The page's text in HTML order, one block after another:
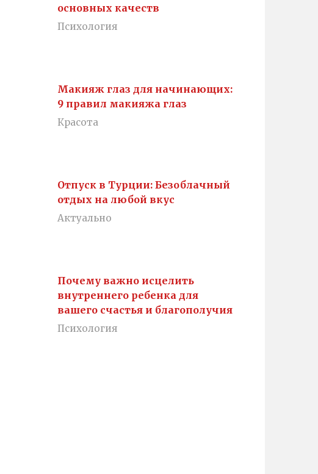
основных качеств
Психология
Макияж глаз для начинающих:
9 правил макияжа глаз
Красота
Отпуск в Турции: Безоблачный
отдых на любой вкус
Актуально
Почему важно исцелить
внутреннего ребенка для
вашего счастья и благополучия
Психология